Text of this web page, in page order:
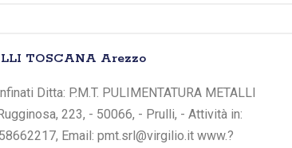
TOSCANA Arezzo
Ditta: P.M.T. PULIMENTATURA METALLI
223, - 50066, - Prulli, - Attività in:
Email: pmt.srl@virgilio.it www.?